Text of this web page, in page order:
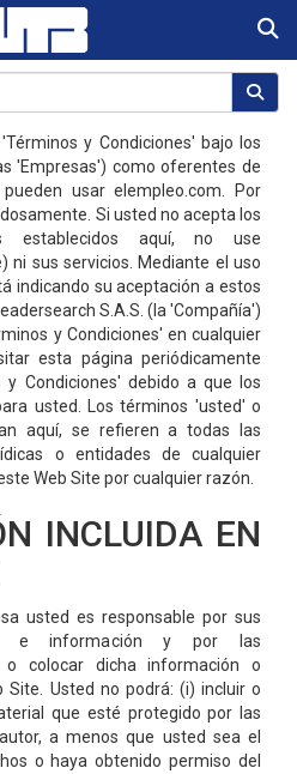
y Condiciones' bajo los
'Empresas') como oferentes de
usar elempleo.com. Por
Si usted no acepta los
establecidos aquí, no use
ni sus servicios. Mediante el uso
indicando su aceptación a estos
S.A.S. (la 'Compañía')
y Condiciones' en cualquier
esta página periódicamente
Condiciones' debido a que los
usted. Los términos 'usted' o
aquí, se refieren a todas las
o entidades de cualquier
Web Site por cualquier razón.
INCLUIDA EN
usted es responsable por sus
e información y por las
o colocar dicha información o
Site. Usted no podrá: (i) incluir o
que esté protegido por las
a menos que usted sea el
o haya obtenido permiso del